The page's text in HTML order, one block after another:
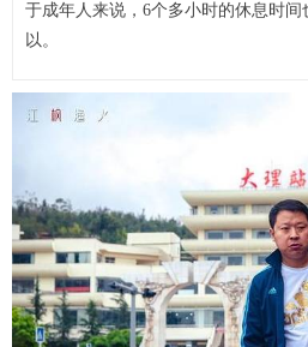
于成年人来说，6个多小时的休息时
以。